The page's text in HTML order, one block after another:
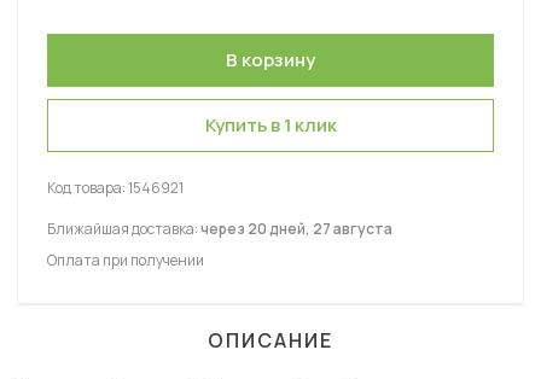
Купить в 1 клик
Код товара:1546921
Ближайшая доставка:через 20 дней, 27 августа
Оплата при получении
ОПИСАНИЕ